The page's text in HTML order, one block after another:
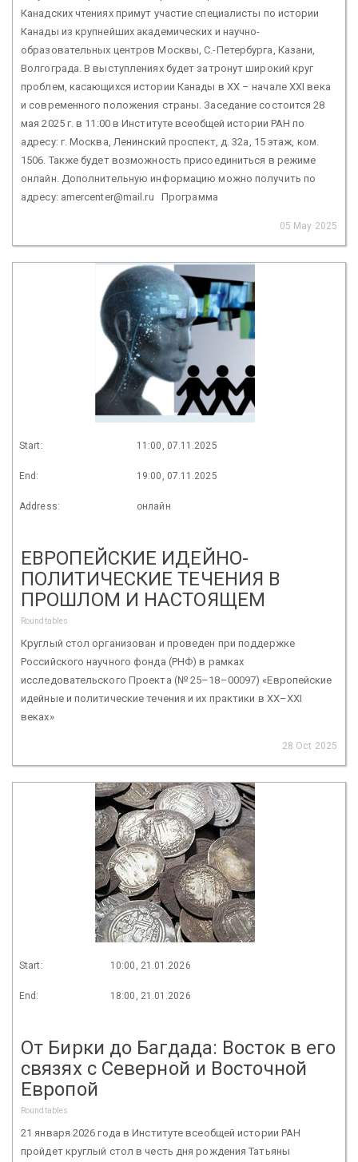
Канадских чтениях примут участие специалисты по истории
Канады из крупнейших академических и научно-
образовательных центров Москвы, С.-Петербурга, Казани,
Волгограда. В выступлениях будет затронут широкий круг
проблем, касающихся истории Канады в XX – начале XXI века
и современного положения страны. Заседание состоится 28
мая 2025 г. в 11:00 в Институте всеобщей истории РАН по
адресу: г. Москва, Ленинский проспект, д. 32а, 15 этаж, ком.
1506. Также будет возможность присоединиться в режиме
онлайн. Дополнительную информацию можно получить по
адресу: amercenter@mail.ru Программа
05 May 2025
Start: 11:00, 07.11.2025
End: 19:00, 07.11.2025
Address: онлайн
ЕВРОПЕЙСКИЕ ИДЕЙНО-
ПОЛИТИЧЕСКИЕ ТЕЧЕНИЯ В
ПРОШЛОМ И НАСТОЯЩЕМ
Roundtables
Круглый стол организован и проведен при поддержке
Российского научного фонда (РНФ) в рамках
исследовательского Проекта (№ 25–18–00097) «Европейские
идейные и политические течения и их практики в XX–XXI
веках»
28 Oct 2025
Start: 10:00, 21.01.2026
End: 18:00, 21.01.2026
От Бирки до Багдада: Восток в его
связях с Северной и Восточной
Европой
Roundtables
21 января 2026 года в Институте всеобщей истории РАН
пройдет круглый стол в честь дня рождения Татьяны